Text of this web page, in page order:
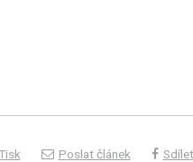
Poslat článek